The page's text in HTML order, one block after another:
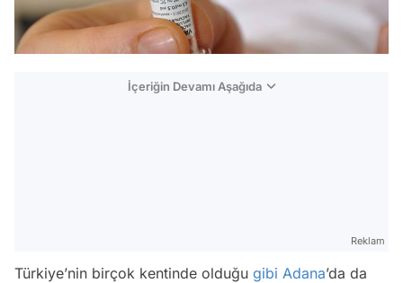
İçeriğin Devamı Aşağıda
Reklam
Türkiye’nin birçok kentinde olduğu gibi Adana’da da